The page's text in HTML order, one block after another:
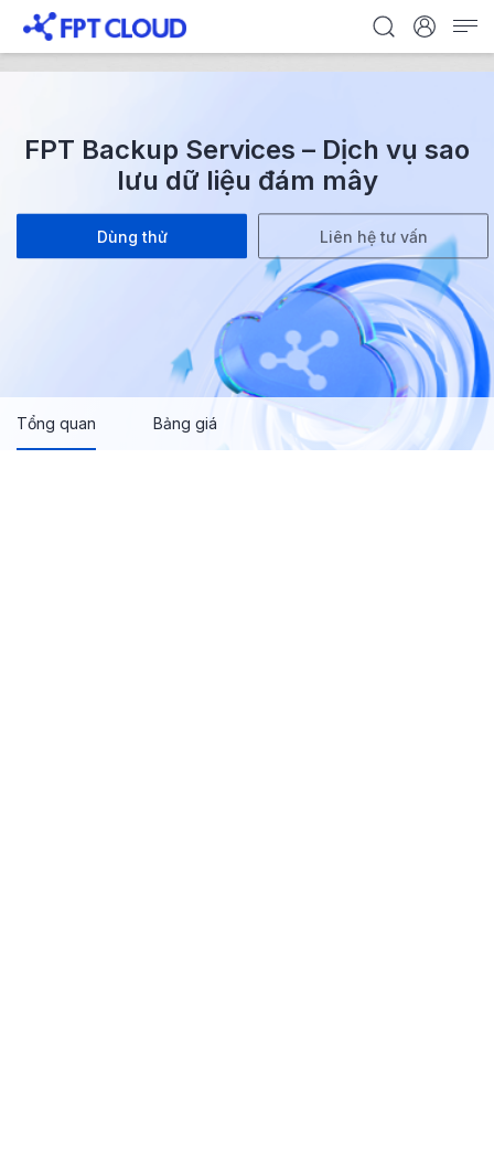
FPT Backup Services – Dịch vụ sao
lưu dữ liệu đám mây
Dùng thử Liên hệ tư vấn
Tổng quan Bảng giá